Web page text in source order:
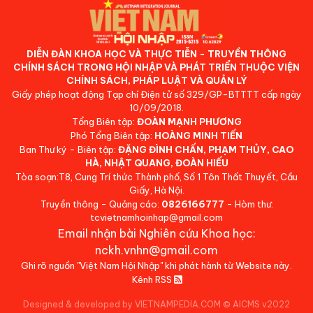
DIỄN ĐÀN KHOA HỌC VÀ THỰC TIỄN - TRUYỀN THÔNG
CHÍNH SÁCH TRONG HỘI NHẬP VÀ PHÁT TRIỂN THUỘC VIỆN
CHÍNH SÁCH, PHÁP LUẬT VÀ QUẢN LÝ
Giấy phép hoạt động Tạp chí Điện tử số 329/GP-BTTTT cấp ngày
10/09/2018.
Tổng Biên tập: ĐOÀN MẠNH PHƯƠNG
Phó Tổng Biên tập: HOÀNG MINH TIẾN
Ban Thư ký - Biên tập: ĐẶNG ĐÌNH CHẤN, PHẠM THỦY, CAO
HÀ, NHẬT QUANG, ĐOÀN HIẾU
Tòa soạn:T8, Cung Trí thức Thành phố, Số 1 Tôn Thất Thuyết, Cầu
Giấy, Hà Nội.
Truyền thông - Quảng cáo: 0826166777 - Hòm thư:
tcvietnamhoinhap@gmail.com
Email nhận bài Nghiên cứu Khoa học:
nckh.vnhn@gmail.com
Ghi rõ nguồn "Việt Nam Hội Nhập" khi phát hành từ Website này.
Kênh RSS
Designed & developed by VIETNAMPEDIA.COM © AICMS v2022